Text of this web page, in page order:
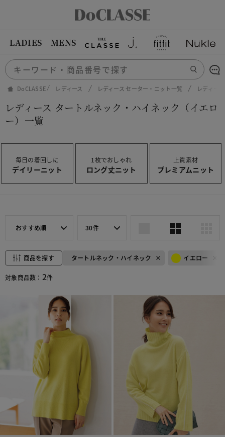
LADIES MENS
DoCLASSE レディース レディース セーター・ニット一覧 レディー
レディース タートルネック・ハイネック（イエロ
ー）一覧
毎日の着回しに
デイリーニット
1枚でおしゃれ
ロング丈ニット
上質素材
プレミアムニット
おすすめ順 30件
商品を探す タートルネック・ハイネック イエロー
対象商品数： 2件